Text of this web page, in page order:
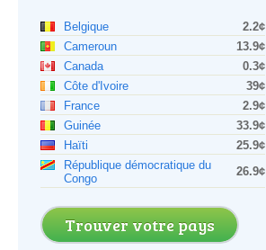
Belgique
2.2¢
Cameroun
13.9¢
Canada
0.3¢
Côte d'Ivoire
39¢
France
2.9¢
Guinée
33.9¢
Haïti
25.9¢
République démocratique du
Congo
26.9¢
Trouver votre pays